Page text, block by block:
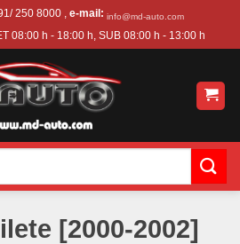
250 8000 , e-mail: info@md-auto.com
08:00 h - 18:00 h, SUB 08:00 h - 13:00 h
[2000-2002]